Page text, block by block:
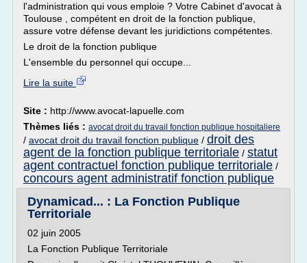
l'administration qui vous emploie ? Votre Cabinet d'avocat à
Toulouse , compétent en droit de la fonction publique,
assure votre défense devant les juridictions compétentes.
Le droit de la fonction publique
L'ensemble du personnel qui occupe...
Lire la suite
Site : http://www.avocat-lapuelle.com
Thèmes liés : avocat droit du travail fonction publique hospitaliere
/ avocat droit du travail fonction publique / droit des
agent de la fonction publique territoriale / statut
agent contractuel fonction publique territoriale /
concours agent administratif fonction publique
Dynamicad... : La Fonction Publique
Territoriale
02 juin 2005
La Fonction Publique Territoriale